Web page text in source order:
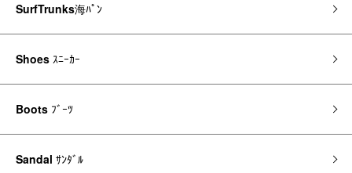
SurfTrunks海ﾊﾟﾝ
Shoes ｽﾆｰｶｰ
Boots ﾌﾞｰﾂ
Sandal ｻﾝﾀﾞﾙ